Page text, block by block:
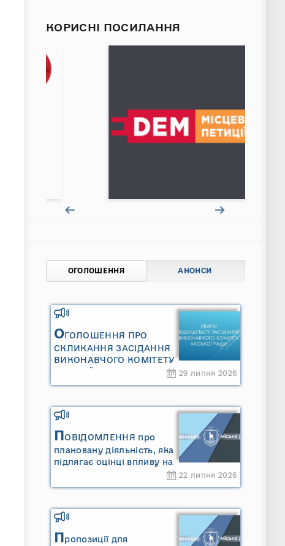
КОРИСНІ ПОСИЛАННЯ
ОГОЛОШЕННЯ АНОНСИ
ОГОЛОШЕННЯ ПРО
СКЛИКАННЯ ЗАСІДАННЯ
ВИКОНАВЧОГО КОМІТЕТУ
МІСЬКОЇ РАДИ
29 липня 2026
ПОВІДОМЛЕННЯ про
плановану діяльність, яка
підлягає оцінці впливу на
довкілля ТОВАРИСТВО З
ОБМЕЖЕНОЮ
"САРНИ ОІЛ"
22 липня 2026
Пропозиції для